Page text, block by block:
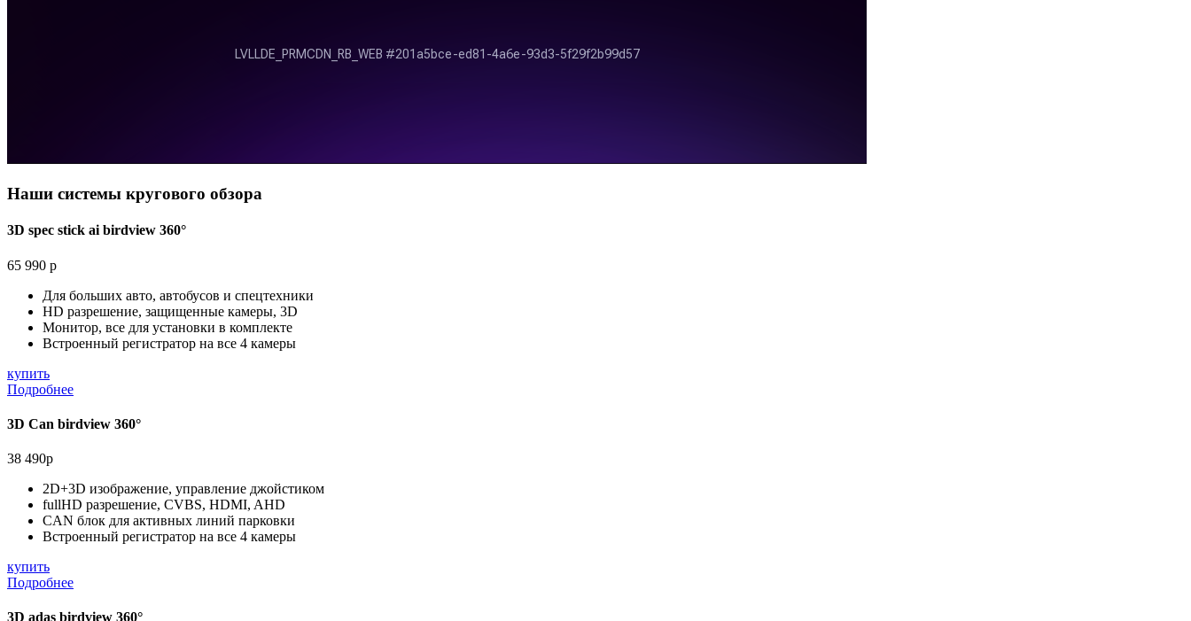
Наши системы кругового обзора
3D spec stick ai birdview 360°
65 990 р
Для больших авто, автобусов и спецтехники
HD разрешение, защищенные камеры, 3D
Монитор, все для установки в комплекте
Встроенный регистратор на все 4 камеры
купить
Подробнее
3D Can birdview 360°
38 490р
2D+3D изображение, управление джойстиком
fullHD разрешение, CVBS, HDMI, AHD
CAN блок для активных линий парковки
Встроенный регистратор на все 4 камеры
купить
Подробнее
3D adas birdview 360°